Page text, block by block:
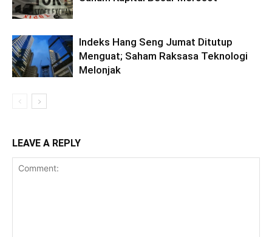
Indeks Hang Seng Jumat Ditutup
Menguat; Saham Raksasa Teknologi
Melonjak
LEAVE A REPLY